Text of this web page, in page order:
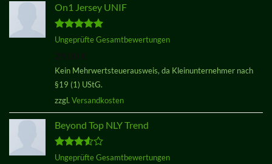
On1 Jersey UNIF
Bewertet
Ungeprüfte Gesamtbewertungen
Kein Mehrwertsteuerausweis, da Kleinunternehmer nach
§19 (1) UStG.
zzgl. Versandkosten
Beyond Top NLY Trend
Bewertet
Ungeprüfte Gesamtbewertungen